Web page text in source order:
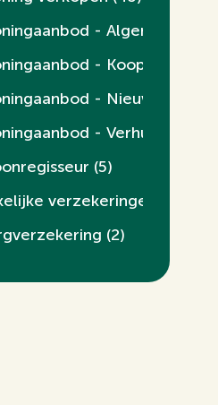
- Algemeen
- Koopwoningen
- Nieuwbouw
- Verhuur
(5)
verzekeringen
(2)